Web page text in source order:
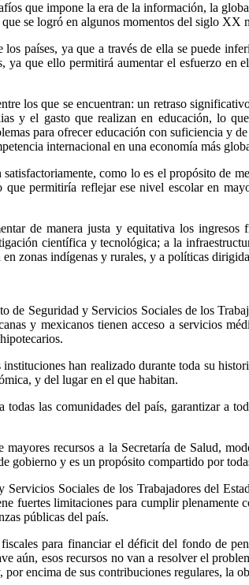
que impone la era de la información, la
se logró en algunos momentos del siglo XX
países, ya que a través de ella se puede
ya que ello permitirá aumentar el esfuerzo
los que se encuentran: un retraso
y el gasto que realizan en educación, lo
para ofrecer educación con suficiencia y
internacional en una economía más
como lo es el propósito de
permitiría reflejar ese nivel escolar en
de manera justa y equitativa los
científica y tecnológica; a la
zonas indígenas y rurales, y a políticas
de Seguridad y Servicios Sociales de los
y mexicanos tienen acceso a servicios
han realizado durante toda su
y del lugar en el que habitan.
las comunidades del país, garantizar a
mayores recursos a la Secretaría de Salud,
gobierno y es un propósito compartido por
Sociales de los Trabajadores del
fuertes limitaciones para cumplir
públicas del país.
para financiar el déficit del fondo de
aún, esos recursos no van a resolver el
encima de sus contribuciones regulares, la